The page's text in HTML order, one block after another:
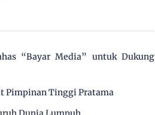
“Bayar Media” untuk Dukung
Pimpinan Tinggi Pratama